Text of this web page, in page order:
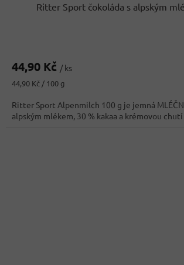
Ritter Sport čokoláda s alpským
produktu
5,0
z
5
hvězdiček.
44,90 Kč / ks
Měrná
44,90 Kč / 100 g
Ritter Sport Alpenmilch 100 g je jemná
alpským mlékem, 30 % kakaa a krémovou